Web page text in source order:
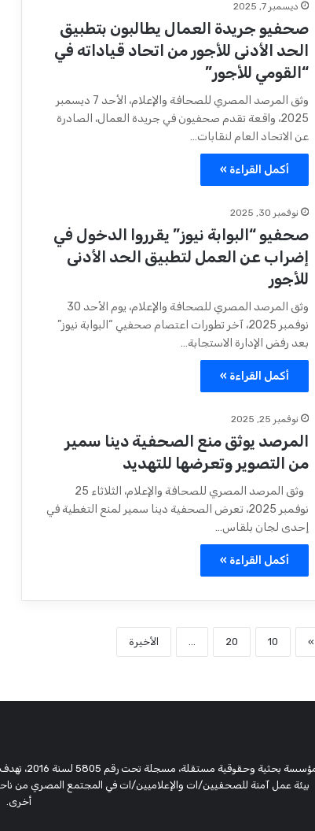
ديسمبر 7, 2025
صحفيو جريدة العمال يطالبون بتطبيق
الحد الأدنى للأجور من اتحاد قياداته في
“القومي للأجور”
وثق المرصد المصري للصحافة والإعلام، الأحد 7 ديسمبر
2025، واقعة تقدم صحفيون في جريدة العمال، الصادرة
عن الاتحاد العام لنقابات…
أكمل القراءة »
نوفمبر 30, 2025
صحفيو “البوابة نيوز” يقرروا الدخول في
إضراب عن العمل لتطبيق الحد الأدنى
للأجور
وثق المرصد المصري للصحافة والإعلام، يوم الأحد 30
نوفمبر 2025، آخر تطورات اعتصام صحفيي “البوابة نيوز”
بعد رفض الإدارة الاستجابة…
أكمل القراءة »
نوفمبر 25, 2025
المرصد يوثق منع الصحفية دينا سمير
من التصوير وتعرضها للتهديد
وثق المرصد المصري للصحافة والإعلام، الثلاثاء 25
نوفمبر 2025، تعرض الصحفية دينا سمير لمنع التغطية في
إحدى لجان بلقاس…
أكمل القراءة »
»
10
20
... الأخيرة
مؤسسة
بيئة عمل آمنة للصحفيين/ات والإعلاميين/ات في المجتمع المصري من
أخرى.